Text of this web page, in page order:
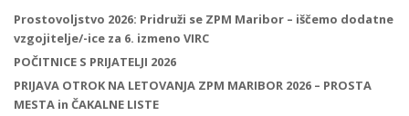
Prostovoljstvo 2026: Pridruži se ZPM Maribor – iščemo dodatne
vzgojitelje/-ice za 6. izmeno VIRC
POČITNICE S PRIJATELJI 2026
PRIJAVA OTROK NA LETOVANJA ZPM MARIBOR 2026 – PROSTA
MESTA in ČAKALNE LISTE